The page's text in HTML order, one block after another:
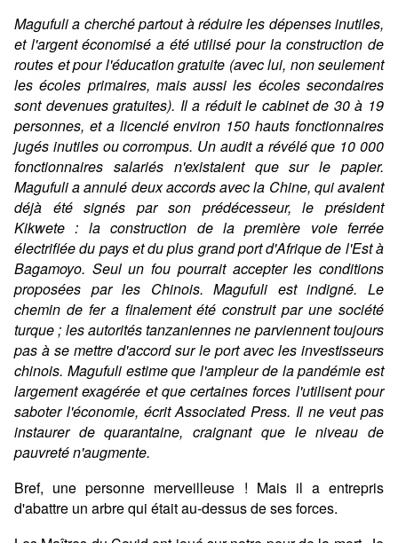
Magufuli a cherché partout à réduire les dépenses inutiles,
et l'argent économisé a été utilisé pour la construction de
routes et pour l'éducation gratuite (avec lui, non seulement
les écoles primaires, mais aussi les écoles secondaires
sont devenues gratuites). Il a réduit le cabinet de 30 à 19
personnes, et a licencié environ 150 hauts fonctionnaires
jugés inutiles ou corrompus. Un audit a révélé que 10 000
fonctionnaires salariés n'existaient que sur le papier.
Magufuli a annulé deux accords avec la Chine, qui avaient
déjà été signés par son prédécesseur, le président
Kikwete : la construction de la première voie ferrée
électrifiée du pays et du plus grand port d'Afrique de l'Est à
Bagamoyo. Seul un fou pourrait accepter les conditions
proposées par les Chinois. Magufuli est indigné. Le
chemin de fer a finalement été construit par une société
turque ; les autorités tanzaniennes ne parviennent toujours
pas à se mettre d'accord sur le port avec les investisseurs
chinois. Magufuli estime que l'ampleur de la pandémie est
largement exagérée et que certaines forces l'utilisent pour
saboter l'économie, écrit Associated Press. Il ne veut pas
instaurer de quarantaine, craignant que le niveau de
pauvreté n'augmente.
Bref, une personne merveilleuse ! Mais il a entrepris
d'abattre un arbre qui était au-dessus de ses forces.